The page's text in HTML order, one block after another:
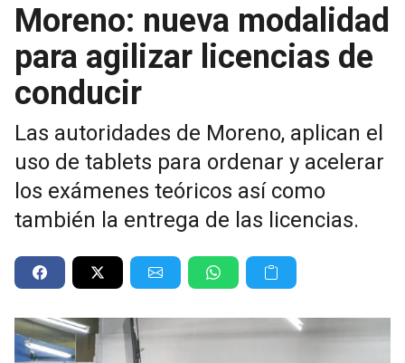
Moreno: nueva modalidad
para agilizar licencias de
conducir
Las autoridades de Moreno, aplican el
uso de tablets para ordenar y acelerar
los exámenes teóricos así como
también la entrega de las licencias.